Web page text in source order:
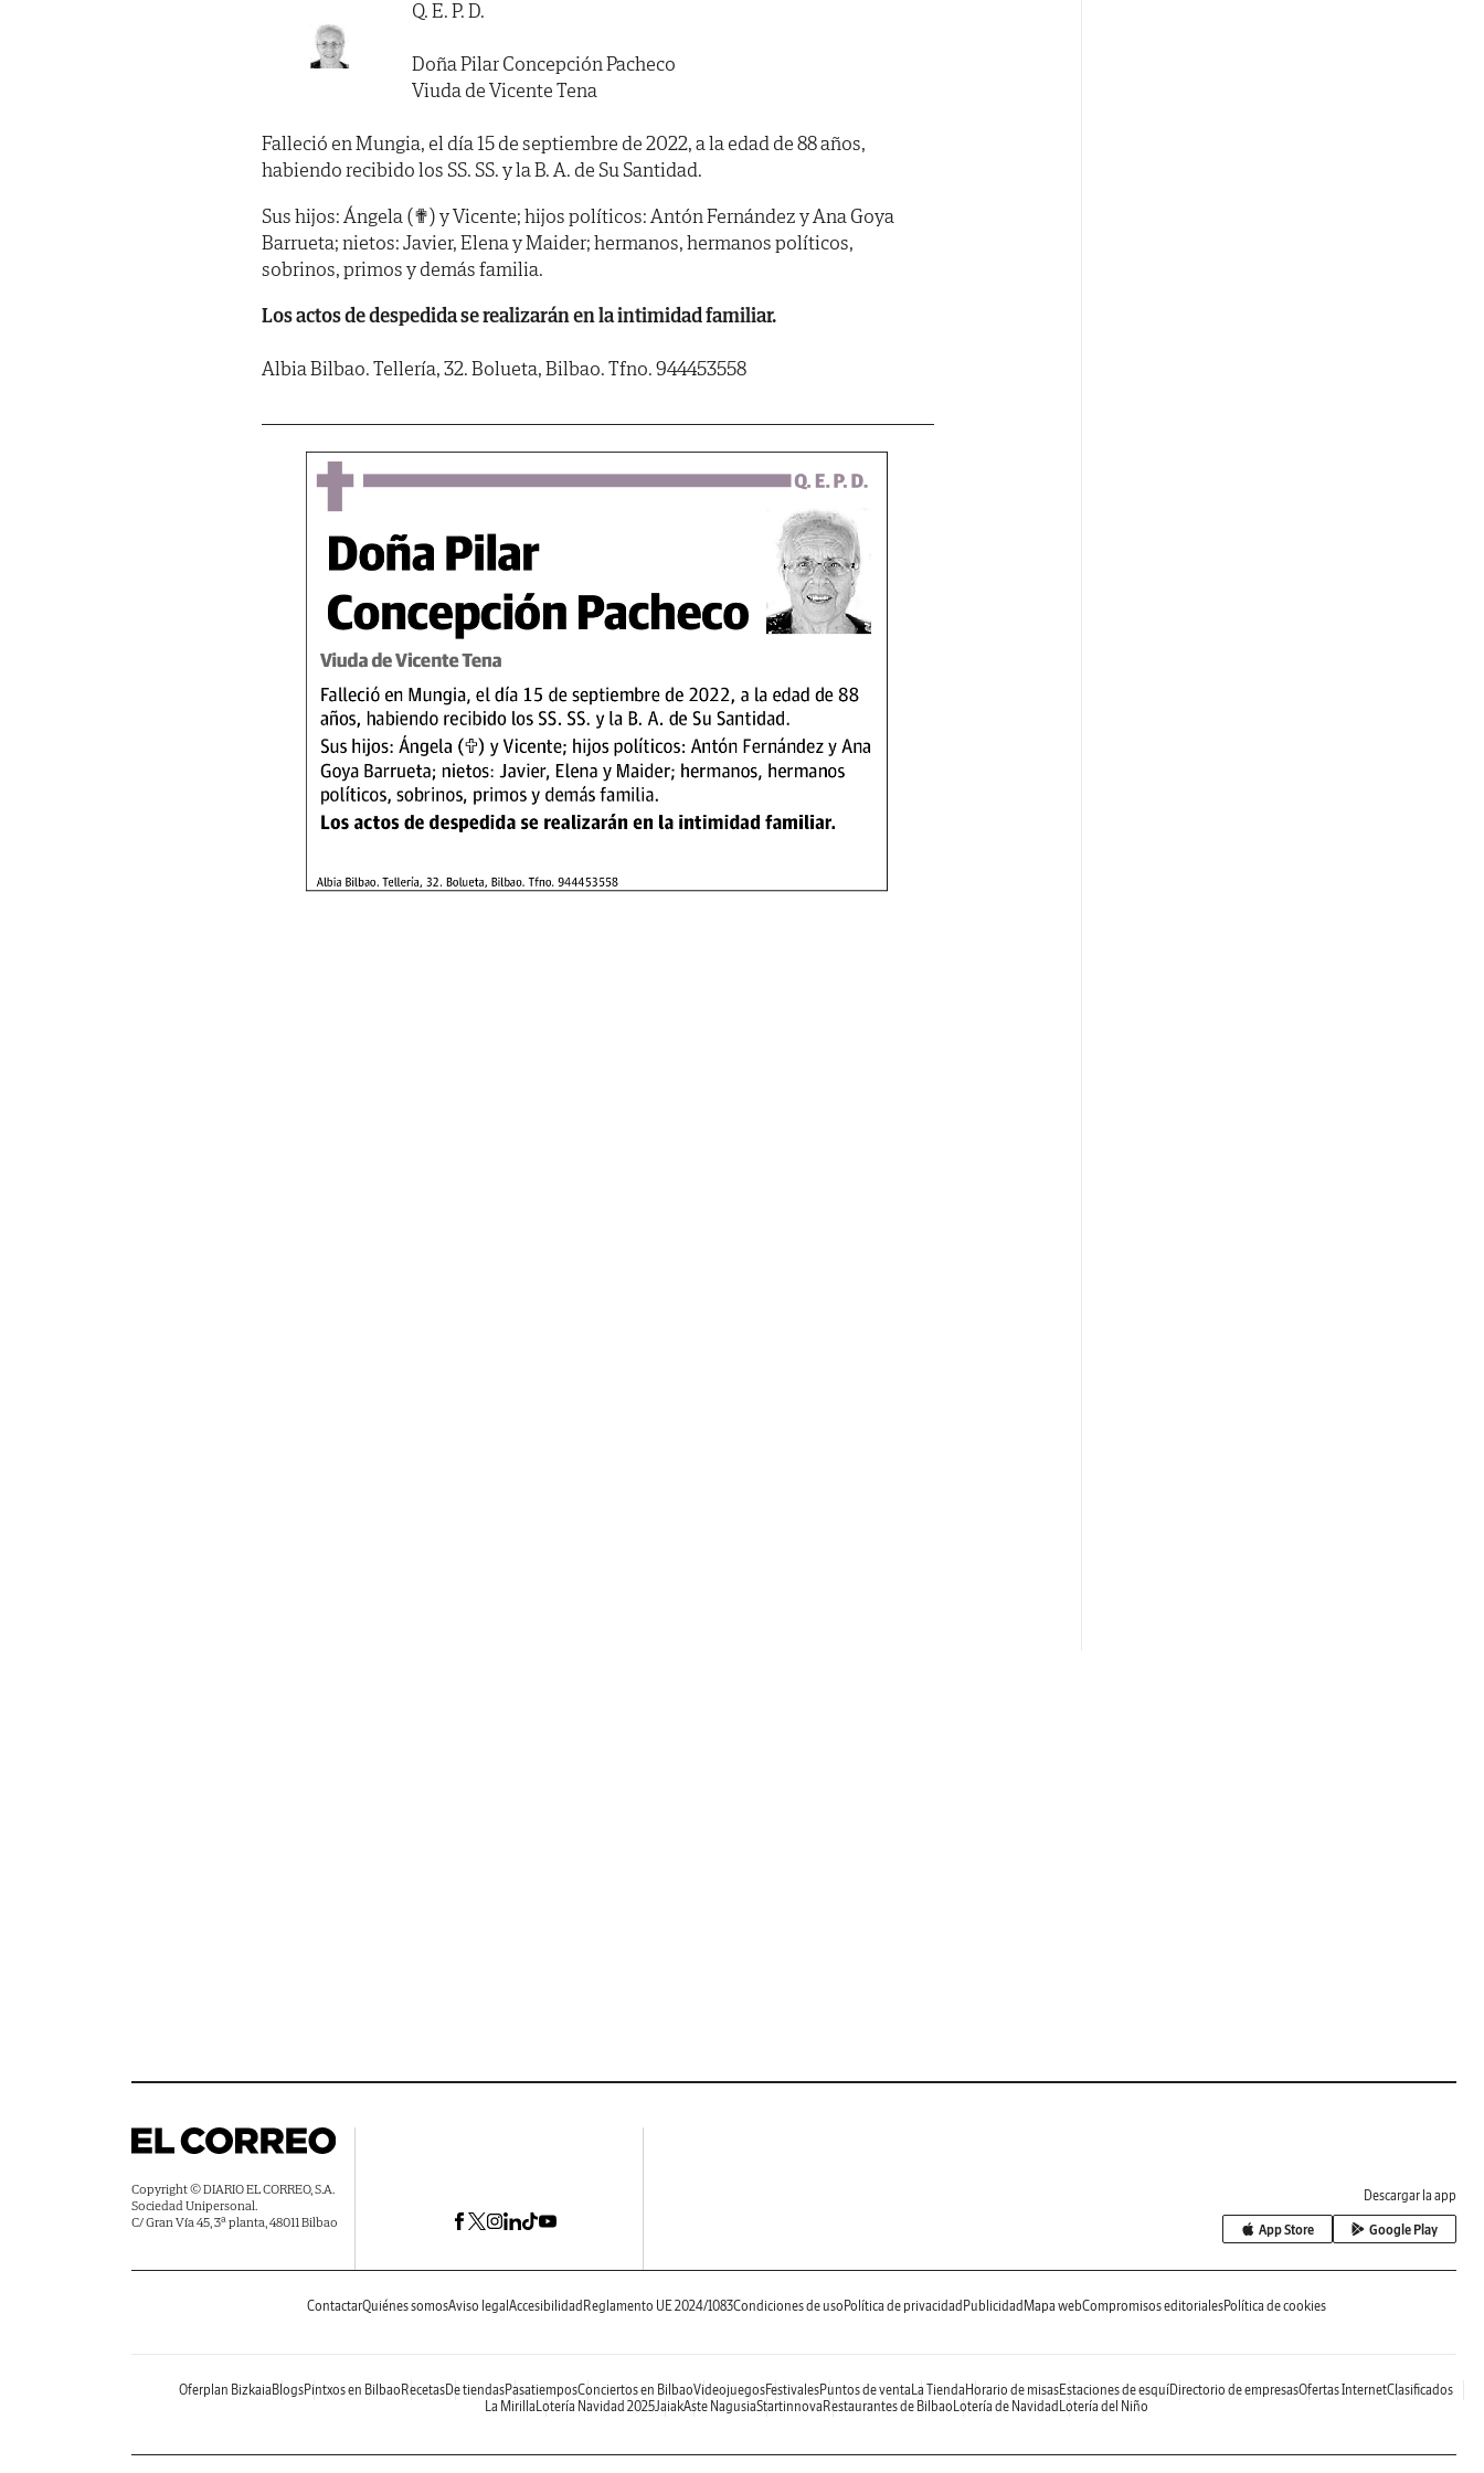
Q. E. P. D.
Doña Pilar Concepción Pacheco
Viuda de Vicente Tena
Falleció en Mungia, el día 15 de septiembre de 2022, a la edad de 88 años,
habiendo recibido los SS. SS. y la B. A. de Su Santidad.
Sus hijos: Ángela (✟) y Vicente; hijos políticos: Antón Fernández y Ana Goya
Barrueta; nietos: Javier, Elena y Maider; hermanos, hermanos políticos,
sobrinos, primos y demás familia.
Los actos de despedida se realizarán en la intimidad familiar.
Albia Bilbao. Tellería, 32. Bolueta, Bilbao. Tfno. 944453558
Copyright © DIARIO EL CORREO, S.A.
Sociedad Unipersonal.
C/ Gran Vía 45, 3ª planta, 48011 Bilbao
Descargar la app
App Store Google Play
ContactarQuiénes somosAviso legal Accesibilidad Reglamento UE 2024/1083Condiciones de uso Política de privacidad Publicidad Mapa webCompromisos editorialesPolítica de cookies
Oferplan Bizkaia BlogsPintxos en Bilbao RecetasDe tiendasPasatiemposConciertos en BilbaoVideojuegosFestivalesPuntos de venta La Tienda Horario de misasEstaciones de esquíDirectorio de empresasOfertas InternetClasificados
La Mirilla Lotería Navidad 2025JaiakAste NagusiaStartinnova Restaurantes de Bilbao Lotería de Navidad Lotería del Niño